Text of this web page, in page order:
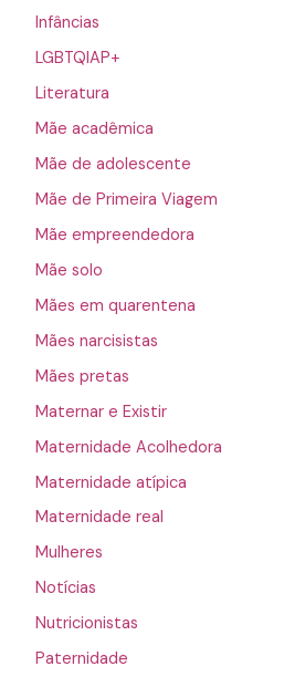
Infâncias
LGBTQIAP+
Literatura
Mãe acadêmica
Mãe de adolescente
Mãe de Primeira Viagem
Mãe empreendedora
Mãe solo
Mães em quarentena
Mães narcisistas
Mães pretas
Maternar e Existir
Maternidade Acolhedora
Maternidade atípica
Maternidade real
Mulheres
Notícias
Nutricionistas
Paternidade